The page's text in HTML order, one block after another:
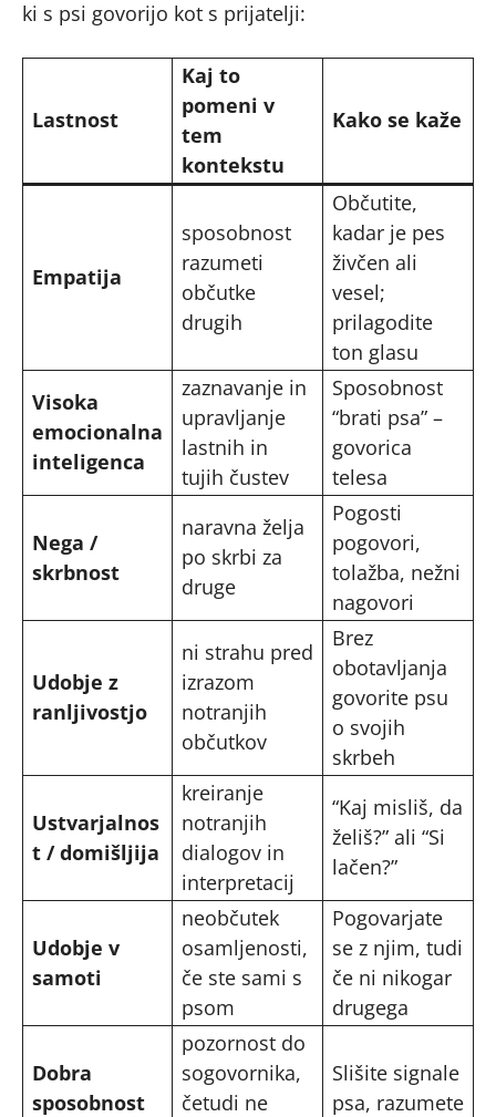
ki s psi govorijo kot s prijatelji:
Lastnost
Kaj to
pomeni v
tem
kontekstu
Kako se kaže
Empatija
sposobnost
razumeti
občutke
drugih
Občutite,
kadar je pes
živčen ali
vesel;
prilagodite
ton glasu
Visoka
emocionalna
inteligenca
zaznavanje in
upravljanje
lastnih in
tujih čustev
Sposobnost
“brati psa” –
govorica
telesa
Nega /
skrbnost
naravna želja
po skrbi za
druge
Pogosti
pogovori,
tolažba, nežni
nagovori
Udobje z
ranljivostjo
ni strahu pred
izrazom
notranjih
občutkov
Brez
obotavljanja
govorite psu
o svojih
skrbeh
Ustvarjalnos
t / domišljija
kreiranje
notranjih
dialogov in
interpretacij
“Kaj misliš, da
želiš?” ali “Si
lačen?”
Udobje v
samoti
neobčutek
osamljenosti,
če ste sami s
psom
Pogovarjate
se z njim, tudi
če ni nikogar
drugega
Dobra
sposobnost
pozornost do
sogovornika,
četudi ne
Slišite signale
psa, razumete